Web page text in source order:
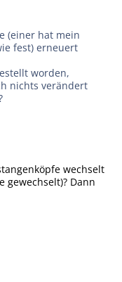
(einer hat mein
fest) erneuert
worden,
nichts verändert
wechselt
gewechselt)? Dann